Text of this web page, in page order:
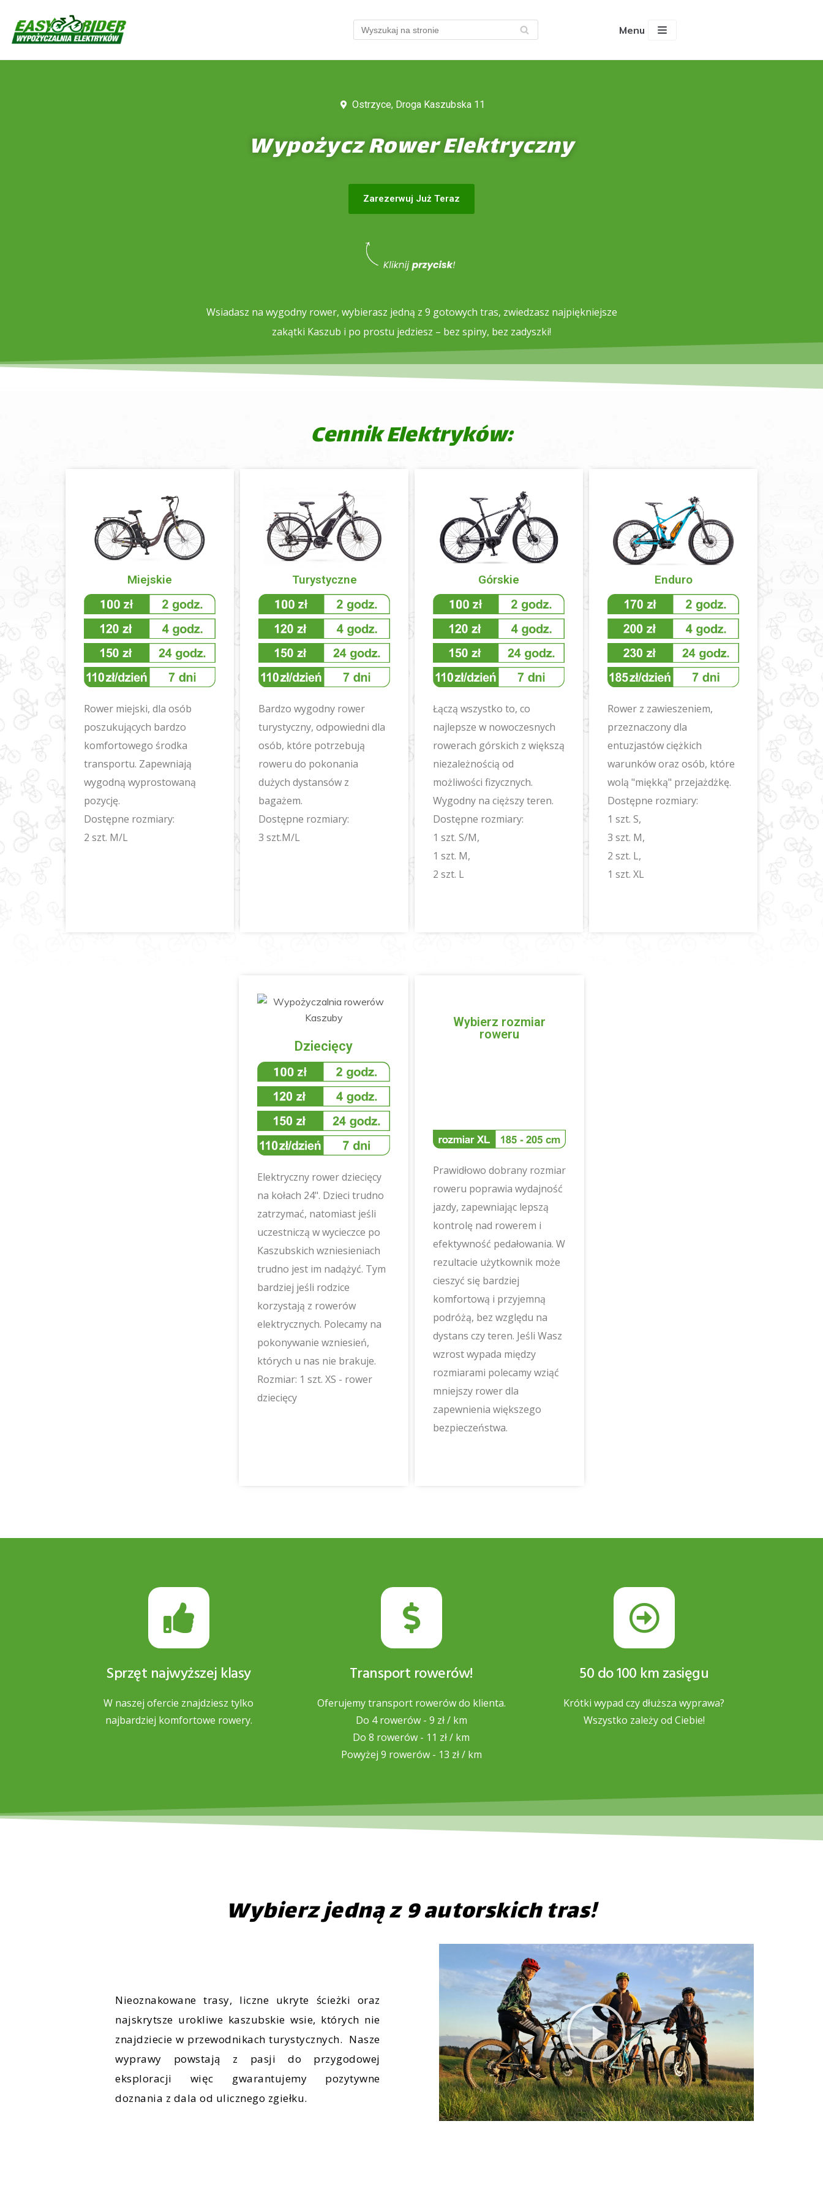
do
treści
Menu
Ostrzyce, Droga Kaszubska 11
Wypożycz Rower Elektryczny
Zarezerwuj Już Teraz
Wsiadasz na wygodny rower, wybierasz jedną z 9 gotowych tras, zwiedzasz najpiękniejsze
zakątki Kaszub i po prostu jedziesz – bez spiny, bez zadyszki!
Cennik Elektryków:
Miejskie
Rower miejski, dla osób
poszukujących bardzo
komfortowego środka
transportu. Zapewniają
wygodną wyprostowaną
pozycję.
Dostępne rozmiary:
2 szt. M/L
Turystyczne
Bardzo wygodny rower
turystyczny, odpowiedni dla
osób, które potrzebują
roweru do pokonania
dużych dystansów z
bagażem.
Dostępne rozmiary:
3 szt.M/L
Górskie
Łączą wszystko to, co
najlepsze w nowoczesnych
rowerach górskich z większą
niezależnością od
możliwości fizycznych.
Wygodny na cięższy teren.
Dostępne rozmiary:
1 szt. S/M,
1 szt. M,
2 szt. L
Enduro
Rower z zawieszeniem,
przeznaczony dla
entuzjastów ciężkich
warunków oraz osób, które
wolą "miękką" przejażdżkę.
Dostępne rozmiary:
1 szt. S,
3 szt. M,
2 szt. L,
1 szt. XL
Dziecięcy
Elektryczny rower dziecięcy
na kołach 24". Dzieci trudno
zatrzymać, natomiast jeśli
uczestniczą w wycieczce po
Kaszubskich wzniesieniach
trudno jest im nadążyć. Tym
bardziej jeśli rodzice
korzystają z rowerów
elektrycznych. Polecamy na
pokonywanie wzniesień,
których u nas nie brakuje.
Rozmiar: 1 szt. XS - rower
dziecięcy
Wybierz rozmiar
roweru
Prawidłowo dobrany rozmiar
roweru poprawia wydajność
jazdy, zapewniając lepszą
kontrolę nad rowerem i
efektywność pedałowania. W
rezultacie użytkownik może
cieszyć się bardziej
komfortową i przyjemną
podróżą, bez względu na
dystans czy teren. Jeśli Wasz
wzrost wypada między
rozmiarami polecamy wziąć
mniejszy rower dla
zapewnienia większego
bezpieczeństwa.
Sprzęt najwyższej klasy
W naszej ofercie znajdziesz tylko
najbardziej komfortowe rowery.
Transport rowerów!
Oferujemy transport rowerów do klienta.
Do 4 rowerów - 9 zł / km
Do 8 rowerów - 11 zł / km
Powyżej 9 rowerów - 13 zł / km
50 do 100 km zasięgu
Krótki wypad czy dłuższa wyprawa?
Wszystko zależy od Ciebie!
Wybierz jedną z 9 autorskich tras!
Nieoznakowane trasy, liczne ukryte ścieżki oraz
najskrytsze urokliwe kaszubskie wsie, których nie
znajdziecie w przewodnikach turystycznych. Nasze
wyprawy powstają z pasji do przygodowej
eksploracji więc gwarantujemy pozytywne
doznania z dala od ulicznego zgiełku.